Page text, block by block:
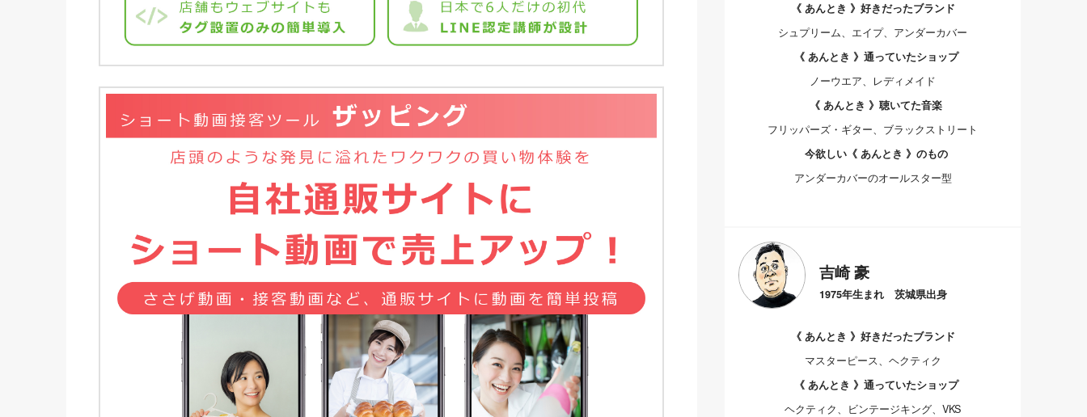
《 あんとき 》好きだったブランド
シュプリーム、エイプ、アンダーカバー
《 あんとき 》通っていたショップ
ノーウエア、レディメイド
《 あんとき 》聴いてた音楽
フリッパーズ・ギター、ブラックストリート
今欲しい《 あんとき 》のもの
アンダーカバーのオールスター型
吉崎 豪
1975年生まれ 茨城県出身
《 あんとき 》好きだったブランド
マスターピース、ヘクティク
《 あんとき 》通っていたショップ
ヘクティク、ビンテージキング、VKS